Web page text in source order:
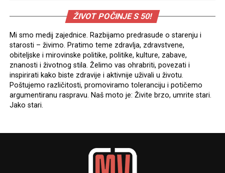
ŽIVOT POČINJE S 50!
Mi smo medij zajednice. Razbijamo predrasude o starenju i
starosti – živimo. Pratimo teme zdravlja, zdravstvene,
obiteljske i mirovinske politike, politike, kulture, zabave,
znanosti i životnog stila. Želimo vas ohrabriti, povezati i
inspirirati kako biste zdravije i aktivnije uživali u životu.
Poštujemo različitosti, promoviramo toleranciju i potičemo
argumentiranu raspravu. Naš moto je: Živite brzo, umrite stari.
Jako stari.